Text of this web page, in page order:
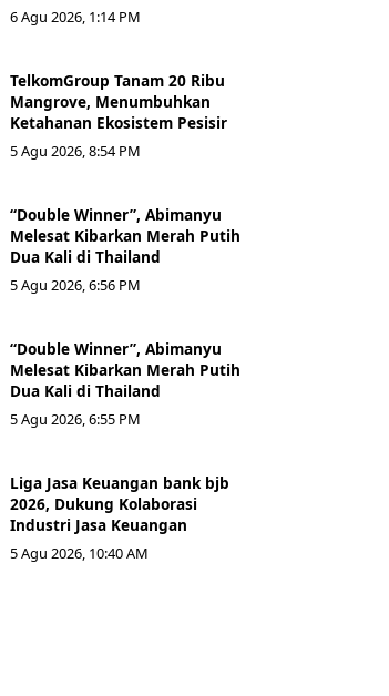
6 Agu 2026, 1:14 PM
TelkomGroup Tanam 20 Ribu
Mangrove, Menumbuhkan
Ketahanan Ekosistem Pesisir
5 Agu 2026, 8:54 PM
“Double Winner”, Abimanyu
Melesat Kibarkan Merah Putih
Dua Kali di Thailand
5 Agu 2026, 6:56 PM
“Double Winner”, Abimanyu
Melesat Kibarkan Merah Putih
Dua Kali di Thailand
5 Agu 2026, 6:55 PM
Liga Jasa Keuangan bank bjb
2026, Dukung Kolaborasi
Industri Jasa Keuangan
5 Agu 2026, 10:40 AM